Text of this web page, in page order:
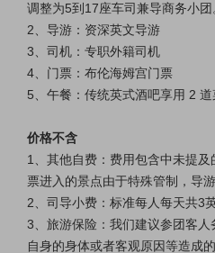
调整为5到17座车司兼导商务小团
2、导游：资深英文导游
3、司机：专职外籍司机
4、门票：布伦海姆宫门票
5、午餐：传统英式酒吧享用 2 道
价格不含
1、其他自费：费用包含中未提
票进入的景点由于特殊管制，导
2、司导小费：标准每人每天共3
3、旅游保险：我们建议参团客
自身的身体或者客观原因等造成